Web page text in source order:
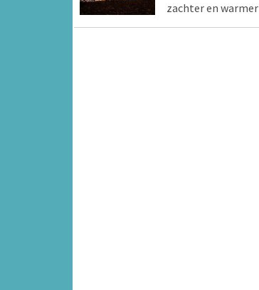
zachter en warmer